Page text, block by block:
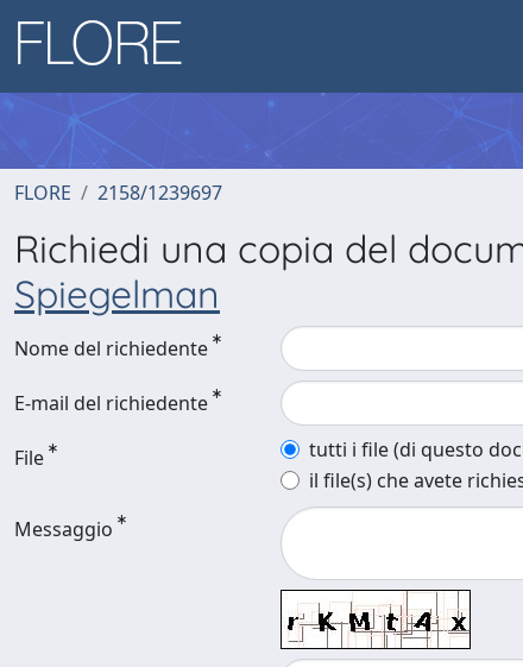
FLORE 2158/1239697
Richiedi una copia del
Spiegelman
Nome del richiedente
E-mail del richiedente
File
tutti i file (di questo
il file(s) che avete
Messaggio